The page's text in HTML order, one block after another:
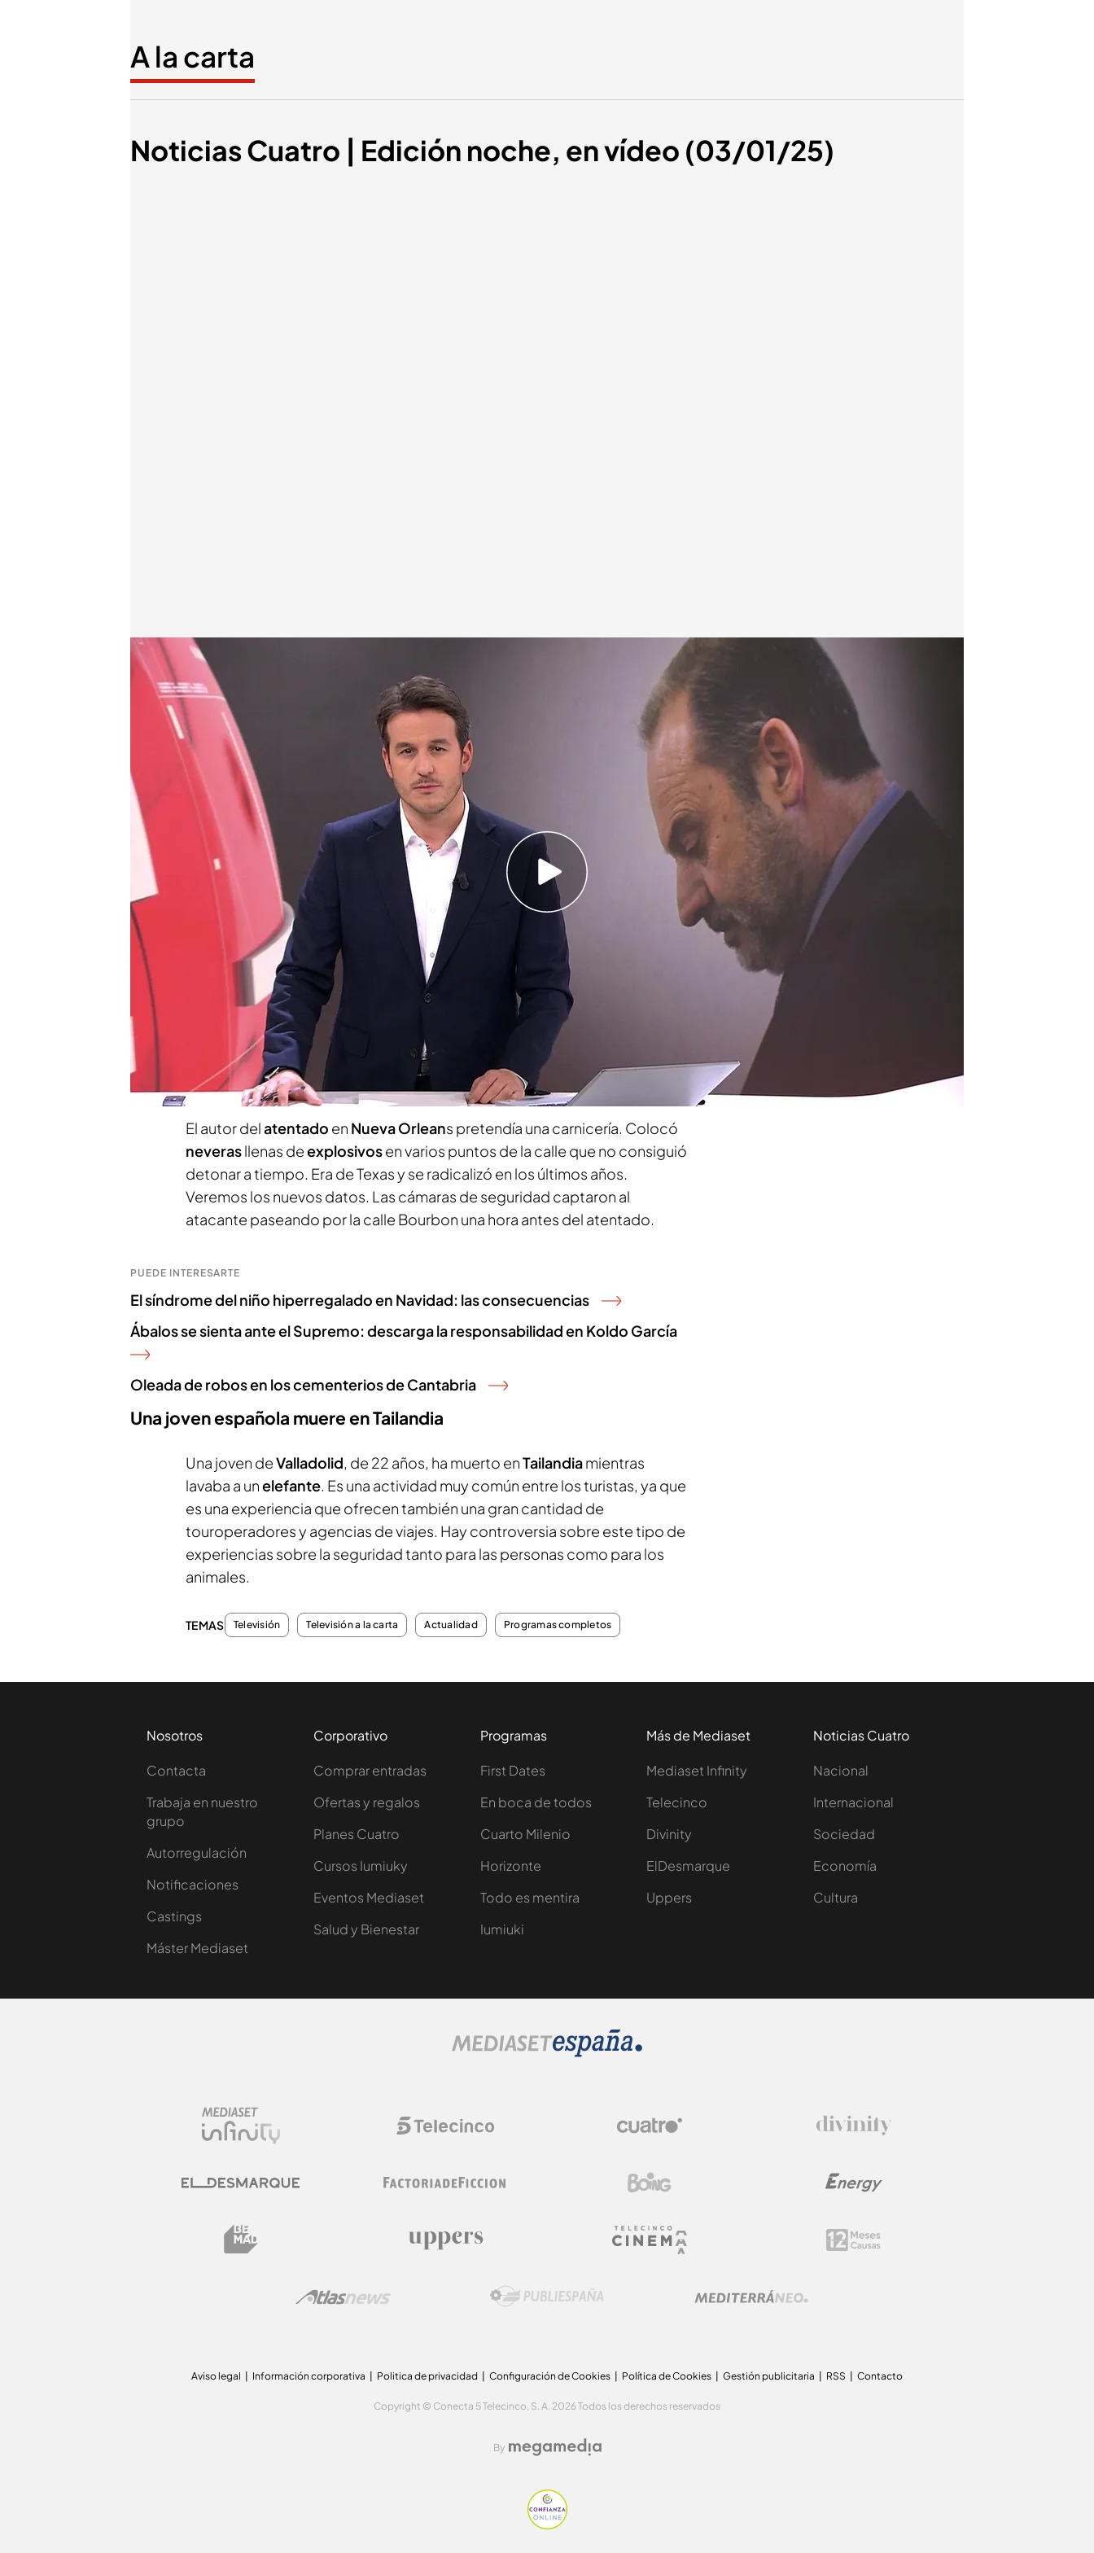
A la carta
Noticias Cuatro | Edición noche, en vídeo (03/01/25)
Las noticias, de la mano de Diego Losada
Redacción digital Noticias Cuatro
03 ENE 2025 - 21:33h.
El fiscal general del Estado cambió su móvil al saber que estaba siendo
investigado
El autor del atentado en Nueva Orleans planeaba un atentado mayor
Una joven española muere en Tailandia mientras lavaba a un elefante
El fiscal general del Estado cambió su móvil
fiscal general del Estado cambió su
una semana después de
saber que estaba siendo
por revelación de secretos. Así,
borró los mensajes en los días clave para resolver la filtración del correo
del abogado de la pareja de Isabel Díaz Ayuso.
Atentado en Nueva Orleans
El autor delatentado en Nueva Orleans pretendía una carnicería. Colocó
neverasllenas deexplosivosen varios puntos de la calle que no consiguió
detonar a tiempo. Era de Texas y se radicalizó en los últimos años.
Veremos los nuevos datos. Las cámaras de seguridad captaron al
atacante paseando por la calle Bourbon una hora antes del atentado.
PUEDE INTERESARTE
El síndrome del niño hiperregalado en Navidad: las consecuencias
Ábalos se sienta ante el Supremo: descarga la responsabilidad en Koldo García
Oleada de robos en los cementerios de Cantabria
Una joven española muere en Tailandia
Una joven deValladolid, de 22 años, ha muerto enTailandiamientras
lavaba a unelefante. Es una actividad muy común entre los turistas, ya que
es una experiencia que ofrecen también una gran cantidad de
touroperadores y agencias de viajes. Hay controversia sobre este tipo de
experiencias sobre la seguridad tanto para las personas como para los
animales.
TEMAS Televisión Televisión a la carta Actualidad Programas completos
Nosotros
Contacta
Trabaja en nuestro
grupo
Autorregulación
Notificaciones
Castings
Máster Mediaset
Corporativo
Comprar entradas
Ofertas y regalos
Planes Cuatro
Cursos Iumiuky
Eventos Mediaset
Salud y Bienestar
Programas
First Dates
En boca de todos
Cuarto Milenio
Horizonte
Todo es mentira
Iumiuki
Más de Mediaset
Mediaset Infinity
Telecinco
Divinity
ElDesmarque
Uppers
Noticias Cuatro
Nacional
Internacional
Sociedad
Economía
Cultura
Aviso legal Información corporativa Politica de privacidad Configuración de Cookies Política de Cookies Gestión publicitaria RSS Contacto
Copyright © Conecta 5 Telecinco, S. A. 2026 Todos los derechos reservados
By